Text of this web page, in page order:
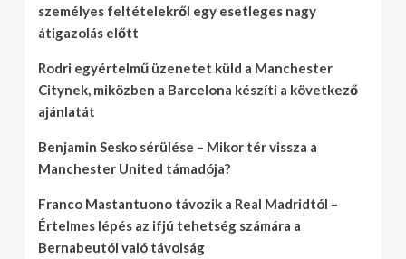
személyes feltételekről egy esetleges nagy
átigazolás előtt
Rodri egyértelmű üzenetet küld a Manchester
Citynek, miközben a Barcelona készíti a következő
ajánlatát
Benjamin Sesko sérülése – Mikor tér vissza a
Manchester United támadója?
Franco Mastantuono távozik a Real Madridtól –
Értelmes lépés az ifjú tehetség számára a
Bernabeutól való távolság